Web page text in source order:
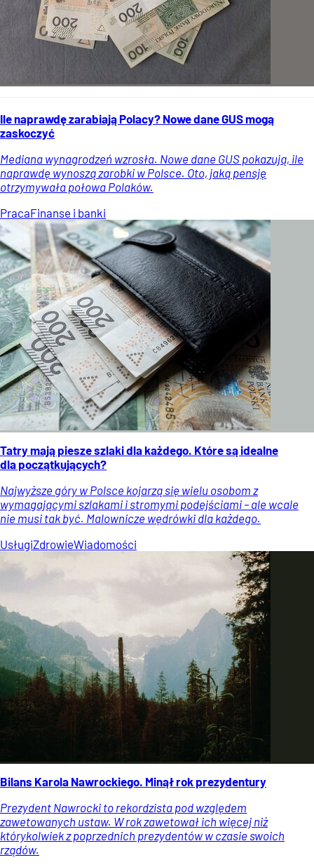
Ile naprawdę zarabiają Polacy? Nowe dane GUS mogą
zaskoczyć
Mediana wynagrodzeń wzrosła. Nowe dane GUS pokazują, ile
naprawdę wynoszą zarobki w Polsce. Oto, jaką pensję
otrzymywała połowa Polaków.
PracaFinanse i banki
Tatry mają piesze szlaki dla każdego. Które są idealne
dla początkujących?
Najwyższe góry w Polsce kojarzą się wielu osobom z
wymagającymi szlakami i stromymi podejściami – ale wcale
nie musi tak być. Malownicze wędrówki dla każdego.
UsługiZdrowieWiadomości
Bilans Karola Nawrockiego. Minął rok prezydentury
Prezydent Nawrocki to rekordzista pod względem
zawetowanych ustaw. W rok zawetował ich więcej niż
którykolwiek z poprzednich prezydentów w czasie swoich
rządów.